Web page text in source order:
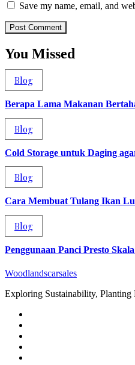
Save my name, email, and
You Missed
Blog
Berapa Lama Makanan
Blog
Cold Storage untuk Daging
Blog
Cara Membuat Tulang Ikan
Blog
Penggunaan Panci Presto
Woodlandscarsales
Exploring Sustainability, Planting